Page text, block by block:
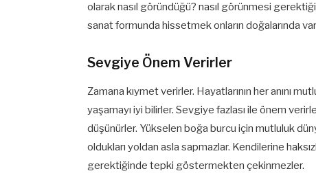
olarak nasıl göründüğü? nasıl görünmesi
sanat formunda hissetmek onların doğalarında
Sevgiye Önem Verirler
Zamana kıymet verirler. Hayatlarının her anını
yaşamayı iyi bilirler. Sevgiye fazlası ile önem
düşünürler. Yükselen boğa burcu için mutluluk
oldukları yoldan asla sapmazlar. Kendilerine
gerektiğinde tepki göstermekten çekinmezler.